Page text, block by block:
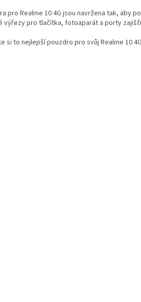
pro Realme 10 4G jsou navržena tak, aby
výřezy pro tlačítka, fotoaparát a porty
si to nejlepší pouzdro pro svůj Realme 10